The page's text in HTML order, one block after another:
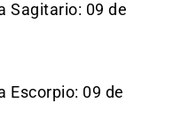
Sagitario: 09 de
Escorpio: 09 de